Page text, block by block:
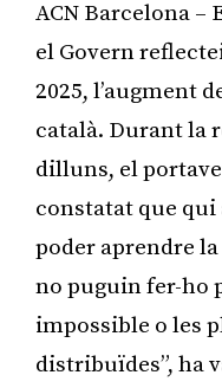
ACN Barcelona –
el Govern
2025, l’augment
català. Durant la
dilluns, el
constatat que qui
poder aprendre
no puguin fer-ho
impossible o les
distribuïdes”, ha